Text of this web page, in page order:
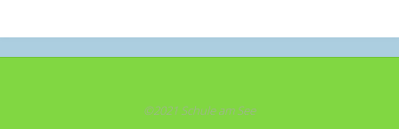
©2021 Schule am See